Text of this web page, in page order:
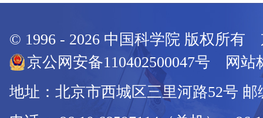
© 1996 - 2026 中国科学院 版权所有
京公网安备110402500047号 网站
地址：北京市西城区三里河路52号 邮